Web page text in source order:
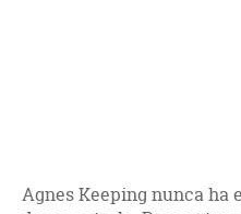
Agnes Keeping nunca ha